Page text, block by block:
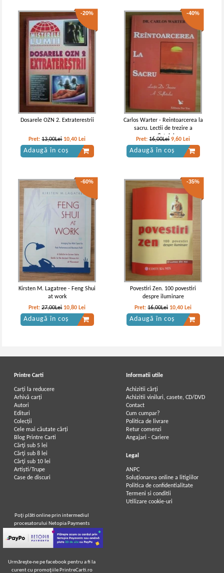
-20%
Dosarele OZN 2. Extraterestrii
Pret:13,00Lei 10,40 Lei
Adaugă în coș
-40%
Carlos Warter - Reintoarcerea la
sacru. Lectii de trezire a
sufletului
Pret:16,00Lei 9,60 Lei
Adaugă în coș
-60%
Kirsten M. Lagatree - Feng Shui
at work
Pret:27,00Lei 10,80 Lei
Adaugă în coș
-35%
Povestiri Zen. 100 povestiri
despre iluminare
Pret:16,00Lei 10,40 Lei
Adaugă în coș
Printre Carti
Carți la reducere
Arhivă carți
Autori
Edituri
Colecții
Cele mai căutate cărți
Blog Printre Carti
Cărţi sub 5 lei
Cărţi sub 8 lei
Cărţi sub 10 lei
Artiști/Trupe
Case de discuri
Informatii utile
Achizitii cărți
Achizitii viniluri, casete, CD/DVD
Contact
Cum cumpar?
Politica de livrare
Retur comenzi
Angajari - Cariere
Legal
ANPC
Soluționarea online a litigiilor
Politica de confidentialitate
Termeni si conditii
Utilizare cookie-uri
Poţi plăti online prin intermediul
procesatorului Netopia Payments
Urmăreşte-ne pe facebook pentru a fi la
curent cu promoţiile PrintreCarti.ro